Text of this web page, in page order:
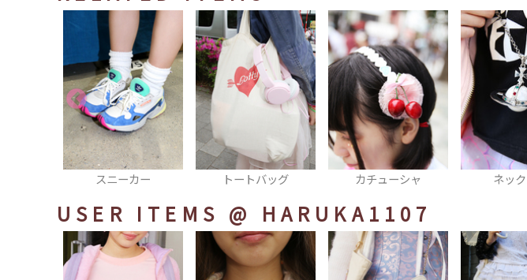
トートバッグ カチューシャ ネックレス ネ
USER ITEMS @ HARUKA1107